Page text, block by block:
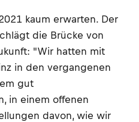
kaum erwarten. Der
die Brücke von
"Wir hatten mit
in den vergangenen
gut
in einem offenen
davon, wie wir